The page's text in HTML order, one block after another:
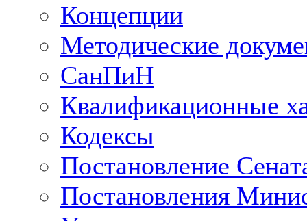
Концепции
Методические
СанПиН
Квалификационные
Кодексы
Постановление
Постановления